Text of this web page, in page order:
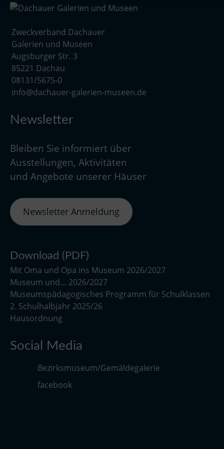
Zweckverband Dachauer
Galerien und Museen
Augsburger Str. 3
85221 Dachau
08131/5675-0
info@dachauer-galerien-museen.de
Newsletter
Bleiben Sie informiert über
Ausstellungen, Aktivitäten
und Angebote unserer Häuser
Newsletter Anmeldung
Download (PDF)
Mit Oma und Opa ins Museum 2026/2027
Museum und… 2026/2027
Museumspädagogisches Programm für Schulklassen
2. Schulhalbjahr 2025/26
Hausordnung
Social Media
Bezirksmuseum/Gemäldegalerie
facebook